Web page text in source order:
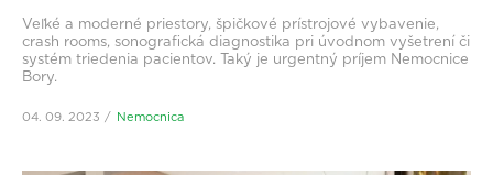
Veľké a moderné priestory, špičkové prístrojové vybavenie,
crash rooms, sonografická diagnostika pri úvodnom vyšetrení či
systém triedenia pacientov. Taký je urgentný príjem Nemocnice
Bory.
04. 09. 2023 Nemocnica